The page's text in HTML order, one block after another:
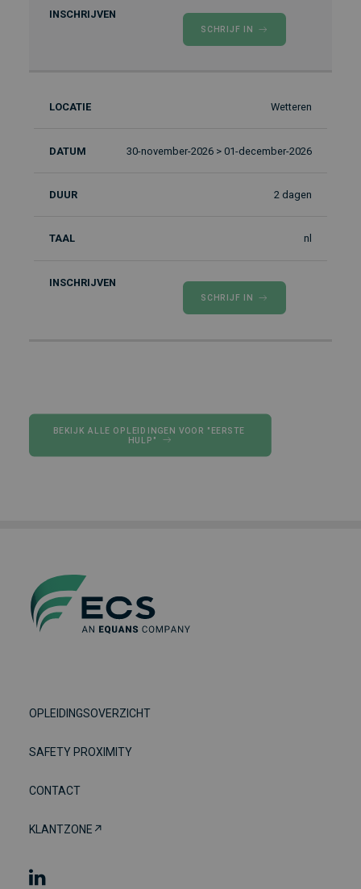
SCHRIJF IN
Wetteren
30-november-2026 > 01-december-2026
2 dagen
nl
SCHRIJF IN
BEKIJK ALLE OPLEIDINGEN VOOR "EERSTE
HULP"
OPLEIDINGSOVERZICHT
SAFETY PROXIMITY
CONTACT
KLANTZONE↗︎